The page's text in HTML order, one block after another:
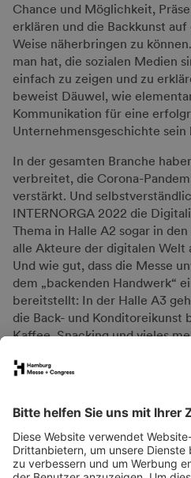
Chance und Möglichkeit,
erklären und die Backkunst
Weise näherbringen zu
man hat, die sozialen Medien
einfach zu zeigen und zu
beweist Däuwel, wie
Kommunikation für eine
Unternehmensgeschichte sein
In der gesamten Branche
verbreitet, die Corona-
verstärkt. Und
INTERNORGA 2022 die
Thema in Halle A2 sogar in
alle Akteure der digitalen Welt
Und wie gut, dass die Messe
dem „backenden Handwerk“
bereitstellt: In der Halle A3
die Back- und Konditoreikunst
Kaffee, Snacking und vieles
FAQs für
eNews